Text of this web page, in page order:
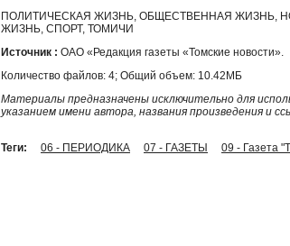
ПОЛИТИЧЕСКАЯ ЖИЗНЬ, ОБЩЕСТВЕННАЯ ЖИЗНЬ,
ЖИЗНЬ, СПОРТ, ТОМИЧИ
Источник : ОАО «Редакция газеты «Томские новости».
Количество файлов: 4; Общий объем: 10.42МБ
Материалы предназначены исключительно для
указанием имени автора, названия произведения и
Теги: 06 - ПЕРИОДИКА 07 - ГАЗЕТЫ 09 - Газета